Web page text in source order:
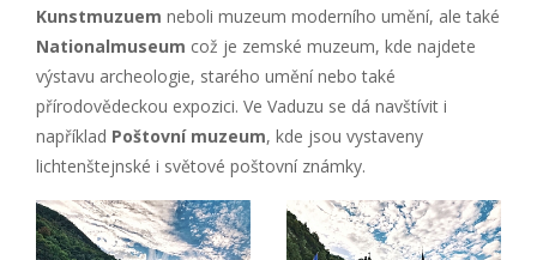
Kunstmuzuem neboli muzeum moderního umění, ale také
Nationalmuseum což je zemské muzeum, kde najdete
výstavu archeologie, starého umění nebo také
přírodovědeckou expozici. Ve Vaduzu se dá navštívit i
například Poštovní muzeum, kde jsou vystaveny
lichtenštejnské i světové poštovní známky.